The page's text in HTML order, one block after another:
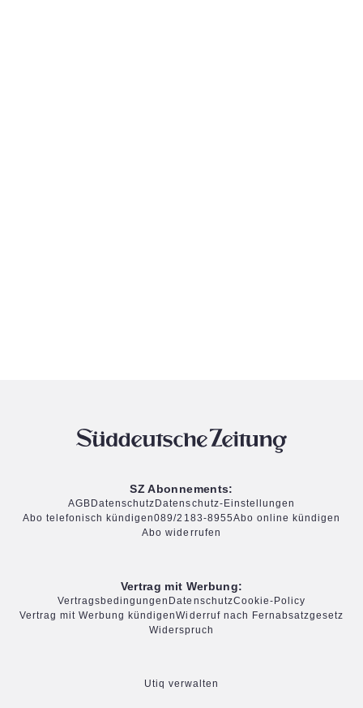
SZ Abonnements:
AGB Datenschutz Datenschutz-Einstellungen
Abo telefonisch kündigen089/2183-8955Abo online kündigen
Abo widerrufen
Vertrag mit Werbung:
Vertragsbedingungen DatenschutzCookie-Policy
Vertrag mit Werbung kündigenWiderruf nach Fernabsatzgesetz
Widerspruch
Utiq verwalten